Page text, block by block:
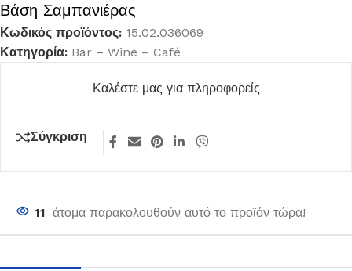
Βάση Σαμπανιέρας
Κωδικός προϊόντος: 15.02.036069
Κατηγορία: Bar – Wine – Café
Καλέστε μας για πληροφορείς
Σύγκριση
11 άτομα παρακολουθούν αυτό το προϊόν τώρα!